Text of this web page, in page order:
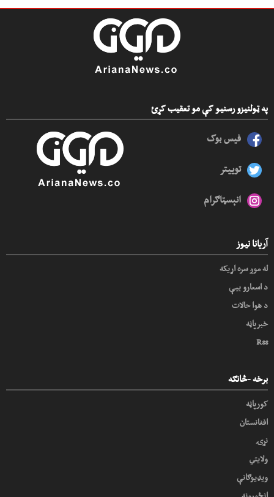
په ټولنیزو رسنیو کې مو تعقیب کړئ
فیس بوک
توییتر
انېسټاګرام
آریانا نیوز
له موږ سره اړیکه
د اسعارو بیې
د هوا حالات
خبرپاڼه
Rss
برخه -څانګه
کورپاڼه
افغانستان
نړۍ
ولایتي
ویډیوګانې